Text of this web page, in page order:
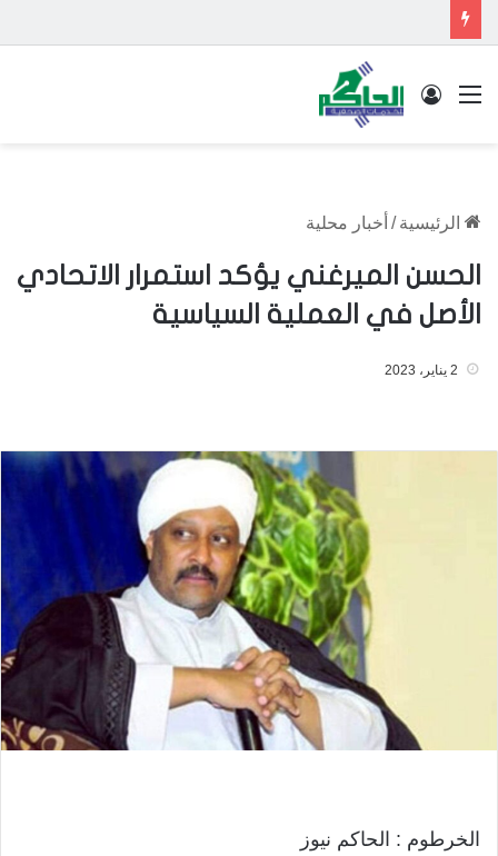
القائمة تسجيل الدخول
الرئيسية / أخبار محلية
الحسن الميرغني يؤكد استمرار الاتحادي
الأصل في العملية السياسية
2 يناير، 2023
الخرطوم : الحاكم نيوز